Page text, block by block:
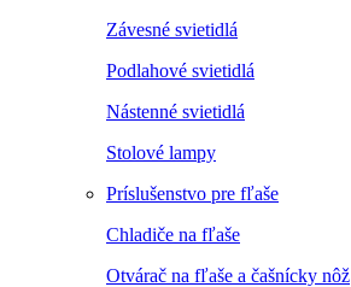
Závesné svietidlá
Podlahové svietidlá
Nástenné svietidlá
Stolové lampy
Príslušenstvo pre fľaše
Chladiče na fľaše
Otvárač na fľaše a čašnícky nôž